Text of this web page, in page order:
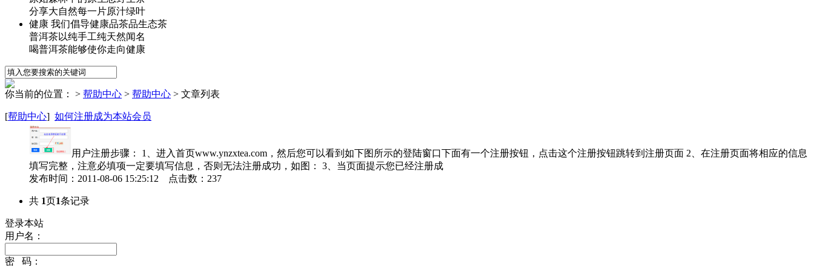
分享大自然每一片原汁绿叶
健康 我们倡导健康品茶品生态茶
普洱茶以纯手工纯天然闻名
喝普洱茶能够使你走向健康
你当前的位置： > 帮助中心 > 帮助中心 > 文章列表
[帮助中心] 如何注册成为本站会员
用户注册步骤： 1、进入首页www.ynzxtea.com，然后您可以看到如下图所示的登陆窗口下面有一个注册按钮，点击这个注册按钮跳转到注册页面 2、在注册页面将相应的信息
填写完整，注意必填项一定要填写信息，否则无法注册成功，如图： 3、当页面提示您已经注册成
发布时间：2011-08-06 15:25:12 点击数：237
共 1页1条记录
登录本站
用户名：
密 码：